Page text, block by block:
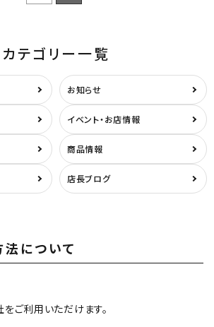
カテゴリー一覧
お知らせ
イベント・お店情報
商品情報
店長ブログ
について
ご利用いただけます。